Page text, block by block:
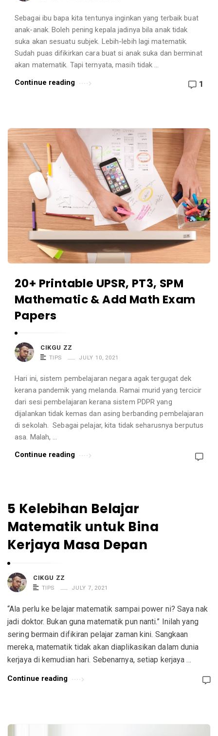
Sebagai ibu bapa kita tentunya inginkan yang terbaik buat
anak-anak. Boleh pening kepala jadinya bila anak tidak
suka akan sesuatu subjek. Lebih-lebih lagi matematik.
Sudah puas difikirkan cara buat si anak suka dan berminat
akan matematik. Tapi ternyata, masih tidak …
Continue reading
1
20+ Printable UPSR, PT3, SPM
Mathematic & Add Math Exam
Papers
CIKGU ZZ
TIPS JULY 10, 2021
Hari ini, sistem pembelajaran negara agak tergugat dek
kerana pandemik yang melanda. Ramai murid yang tercicir
dari sesi pembelajaran kerana sistem PDPR yang
dijalankan tidak kemas dan asing berbanding pembelajaran
di sekolah. Sebagai pelajar, kita tidak seharusnya berputus
asa. Malah, …
Continue reading
5 Kelebihan Belajar
Matematik untuk Bina
Kerjaya Masa Depan
CIKGU ZZ
TIPS JULY 7, 2021
“Ala perlu ke belajar matematik sampai power ni? Saya nak
jadi doktor. Bukan guna matematik pun nanti.” Inilah yang
sering bermain difikiran pelajar zaman kini. Sangkaan
mereka, matematik tidak akan diaplikasikan dalam dunia
kerjaya di kemudian hari. Sebenarnya, setiap kerjaya …
Continue reading